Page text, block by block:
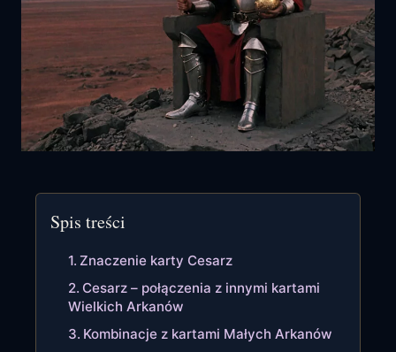
Spis treści
Znaczenie karty Cesarz
Cesarz – połączenia z innymi kartami
Wielkich Arkanów
Kombinacje z kartami Małych Arkanów